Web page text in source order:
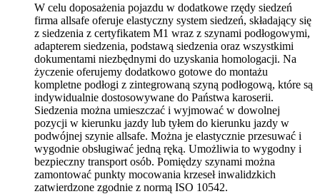
W celu doposażenia pojazdu w dodatkowe rzędy siedzeń
firma allsafe oferuje elastyczny system siedzeń, składający się
z siedzenia z certyfikatem M1 wraz z szynami podłogowymi,
adapterem siedzenia, podstawą siedzenia oraz wszystkimi
dokumentami niezbędnymi do uzyskania homologacji. Na
życzenie oferujemy dodatkowo gotowe do montażu
kompletne podłogi z zintegrowaną szyną podłogową, które są
indywidualnie dostosowywane do Państwa karoserii.
Siedzenia można umieszczać i wyjmować w dowolnej
pozycji w kierunku jazdy lub tyłem do kierunku jazdy w
podwójnej szynie allsafe. Można je elastycznie przesuwać i
wygodnie obsługiwać jedną ręką. Umożliwia to wygodny i
bezpieczny transport osób. Pomiędzy szynami można
zamontować punkty mocowania krzeseł inwalidzkich
zatwierdzone zgodnie z normą ISO 10542.